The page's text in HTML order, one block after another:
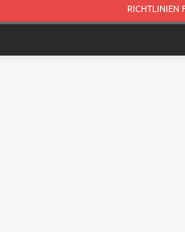
RICHTLINIEN